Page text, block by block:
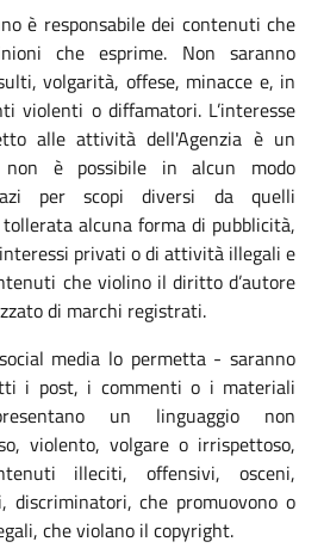
è responsabile dei contenuti che
che esprime. Non saranno
volgarità, offese, minacce e, in
violenti o diffamatori. L’interesse
alle attività dell'Agenzia è un
non è possibile in alcun modo
per scopi diversi da quelli
alcuna forma di pubblicità,
privati o di attività illegali e
che violino il diritto d’autore
di marchi registrati.
media lo permetta - saranno
i post, i commenti o i materiali
un linguaggio non
violento, volgare o irrispettoso,
illeciti, offensivi, osceni,
discriminatori, che promuovono o
che violano il copyright.